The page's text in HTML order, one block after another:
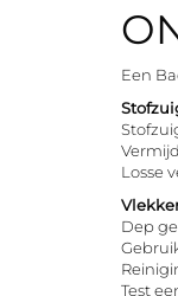
Een
Losse
Dep
Test